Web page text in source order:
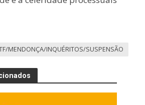
MENDONÇA/INQUÉRITOS/SUSPENSÃO